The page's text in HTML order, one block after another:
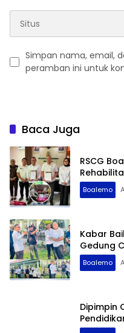
Simpan nama, email,
peramban ini untuk
Baca Juga
RSCG
Boalemo
Kabar
Gedung
Boalemo
Dipimpin